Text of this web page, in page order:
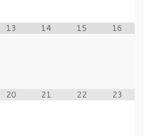
13 14 15 16
20 21 22 23